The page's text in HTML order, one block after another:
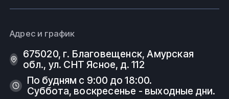
Адрес и график
675020, г. Благовещенск, Амурская
обл., ул. СНТ Ясное, д. 112
По будням с 9:00 до 18:00.
Суббота, воскресенье - выходные дни.